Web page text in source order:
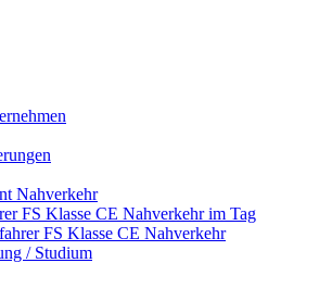
Nahverkehr
FS Klasse CE Nahverkehr im Tag
FS Klasse CE Nahverkehr
/ Studium